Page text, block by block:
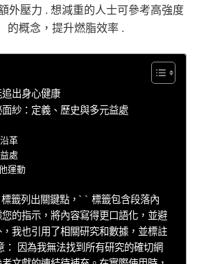
外壓力 . 想減重的人士可參考高強度
的概念，提升燃脂效率 .
出身心健康
紗：定義、歷史與多元益處
革
處
運動
籤列出關鍵點，` ` 標籤包含段落內
的指示，將內容寫得更口語化，並避
我也引用了相關研究和數據，並標註
： 因為我無法找到所有研究的確切網